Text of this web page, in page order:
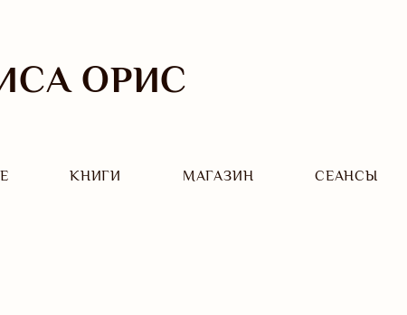
ОРИС
КНИГИ МАГАЗИН CЕАНСЫ